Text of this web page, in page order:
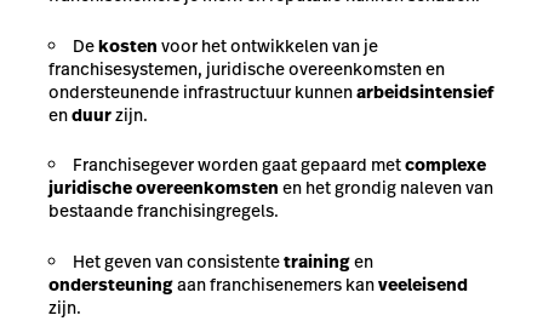
Dekosten voor het ontwikkelen van je
franchisesystemen, juridische overeenkomsten en
ondersteunende infrastructuur kunnenarbeidsintensief
enduurzijn.
Franchisegever worden gaat gepaard metcomplexe
juridische overeenkomsten en het grondig naleven van
bestaande franchisingregels.
Het geven van consistentetrainingen
ondersteuningaan franchisenemers kanveeleisend
zijn.